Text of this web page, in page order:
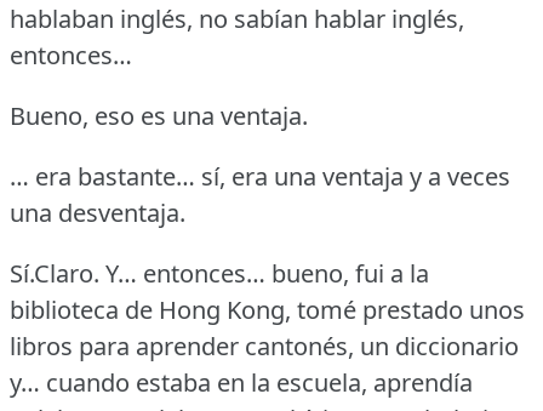
hablaban inglés, no sabían hablar inglés,
entonces…
Bueno, eso es una ventaja.
… era bastante… sí, era una ventaja y a veces
una desventaja.
Sí.Claro. Y… entonces… bueno, fui a la
biblioteca de Hong Kong, tomé prestado unos
libros para aprender cantonés, un diccionario
y… cuando estaba en la escuela, aprendía